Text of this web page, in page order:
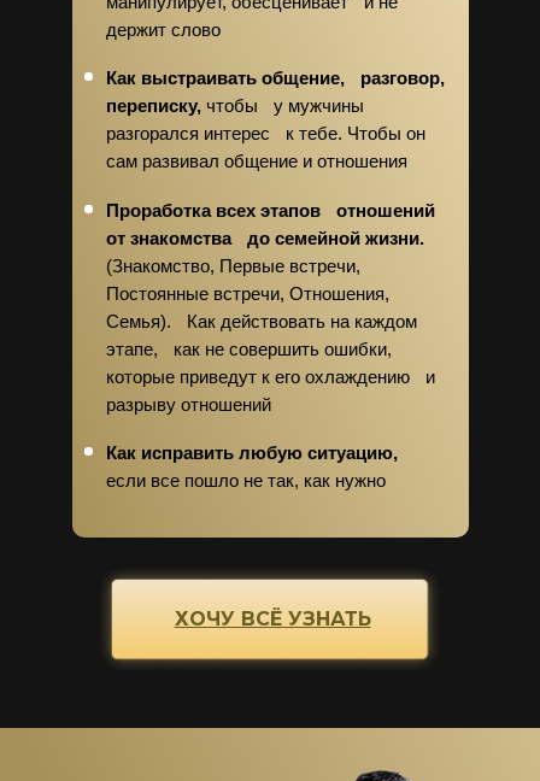
ХОЧУ ВСЁ УЗНАТЬ
держит слово
Как выстраивать общение, разговор,
переписку, чтобы у мужчины
разгорался интерес к тебе. Чтобы он
сам развивал общение и отношения
Проработка всех этапов отношений
от знакомства до семейной жизни.
(Знакомство, Первые встречи,
Постоянные встречи, Отношения,
Семья). Как действовать на каждом
этапе, как не совершить ошибки,
которые приведут к его охлаждению и
разрыву отношений
Как исправить любую ситуацию,
если все пошло не так, как нужно